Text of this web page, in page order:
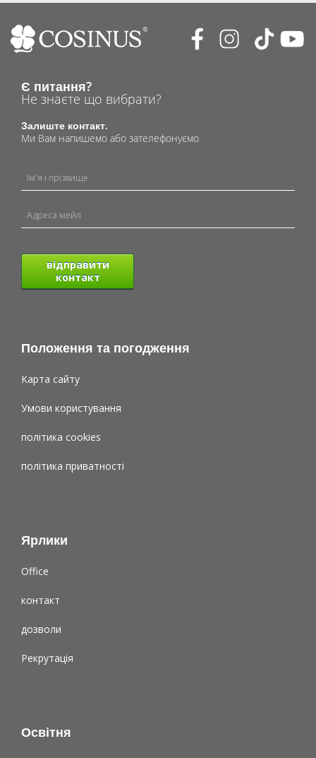
Є питання?
Не знаєте що вибрати?
Залиште контакт.
Ми Вам напишемо або зателефонуємо
відправити
контакт
Положення та погодження
Карта сайту
Умови користування
політика cookies
політика приватності
Ярлики
Office
контакт
дозволи
Рекрутація
Освітня